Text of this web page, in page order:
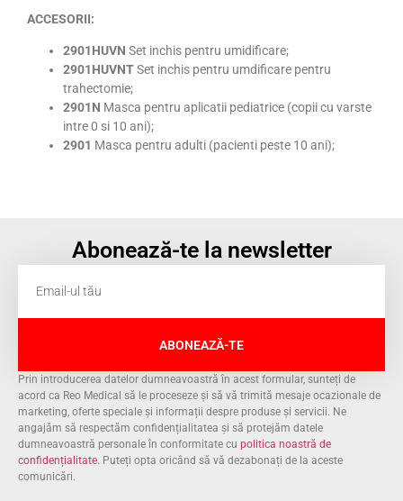
ACCESORII:
2901HUVN Set inchis pentru umidificare;
2901HUVNTSet inchis pentru umdificare pentru
trahectomie;
2901N Masca pentru aplicatii pediatrice (copii cu varste
intre 0 si 10 ani);
2901 Masca pentru adulti (pacienti peste 10 ani);
Abonează-te la newsletter
ABONEAZĂ-TE
Prin introducerea datelor dumneavoastră în acest formular, sunteți de
acord ca Reo Medical să le proceseze și să vă trimită mesaje ocazionale de
marketing, oferte speciale și informații despre produse și servicii. Ne
angajăm să respectăm confidențialitatea și să protejăm datele
dumneavoastră personale în conformitate cu politica noastră de
confidențialitate. Puteți opta oricând să vă dezabonați de la aceste
comunicări.